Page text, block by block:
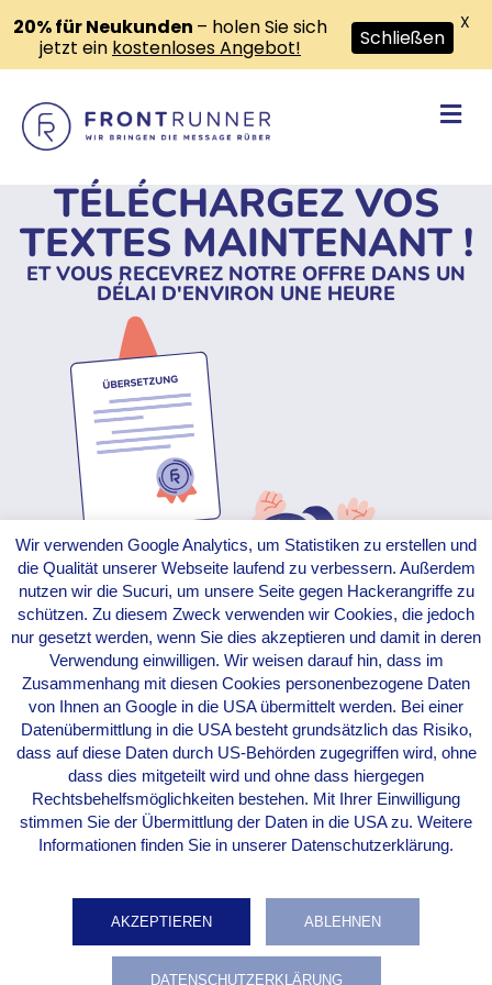
TÉLÉCHARGEZ VOS
TEXTES MAINTENANT !
ET VOUS RECEVREZ NOTRE OFFRE DANS UN
DÉLAI D'ENVIRON UNE HEURE
[contact-form-7 id=16170]
Wir verwenden Google Analytics, um Statistiken zu erstellen und
die Qualität unserer Webseite laufend zu verbessern. Außerdem
nutzen wir die Sucuri, um unsere Seite gegen Hackerangriffe zu
schützen. Zu diesem Zweck verwenden wir Cookies, die jedoch
nur gesetzt werden, wenn Sie dies akzeptieren und damit in deren
Verwendung einwilligen. Wir weisen darauf hin, dass im
Zusammenhang mit diesen Cookies personenbezogene Daten
von Ihnen an Google in die USA übermittelt werden. Bei einer
Datenübermittlung in die USA besteht grundsätzlich das Risiko,
dass auf diese Daten durch US-Behörden zugegriffen wird, ohne
dass dies mitgeteilt wird und ohne dass hiergegen
Rechtsbehelfsmöglichkeiten bestehen. Mit Ihrer Einwilligung
stimmen Sie der Übermittlung der Daten in die USA zu. Weitere
Informationen finden Sie in unserer Datenschutzerklärung.
AKZEPTIEREN ABLEHNEN
DATENSCHUTZERKLÄRUNG
20% für Neukunden – holen Sie sich
jetzt ein kostenloses Angebot! Schließen
X